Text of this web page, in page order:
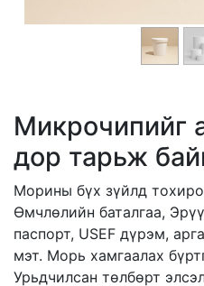
Микрочипийг
дор тарьж
Морины бүх зүйлд
Өмчлөлийн баталгаа,
паспорт, USEF дүрэм,
мэт. Морь хамгаалах
Урьдчилсан төлбөрт